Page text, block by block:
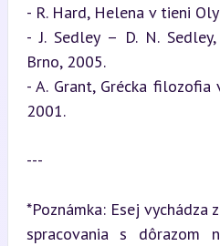
- R. Hard, Helena v tieni
- J. Sedley – D. N.
Brno, 2005.
- A. Grant, Grécka
2001.
---
*Poznámka: Esej vychádza
spracovania s dôrazom